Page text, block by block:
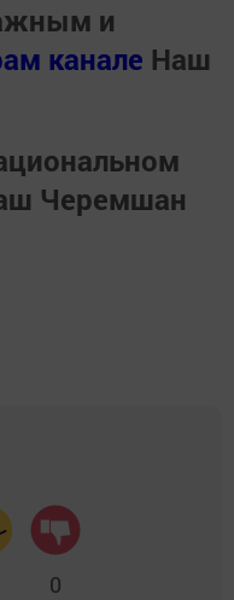
и
канале Наш
Черемшан
0